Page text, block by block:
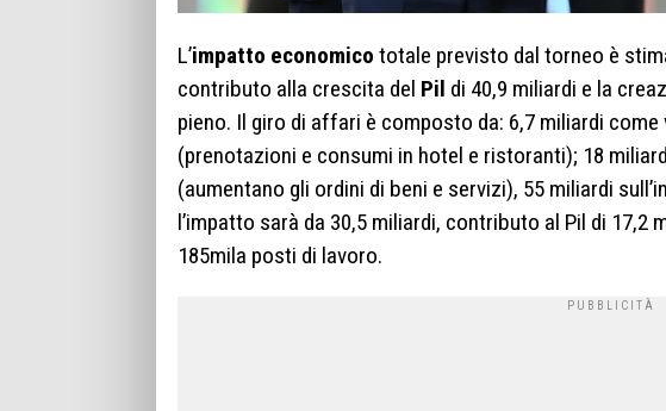
L’impatto economico totale previsto dal torneo è
contributo alla crescita del Pil di 40,9 miliardi e la
pieno. Il giro di affari è composto da: 6,7 miliardi
(prenotazioni e consumi in hotel e ristoranti); 18
(aumentano gli ordini di beni e servizi), 55 miliardi
l’impatto sarà da 30,5 miliardi, contributo al Pil di 17,2
185mila posti di lavoro.